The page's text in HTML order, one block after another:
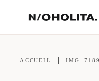
ACCUEIL IMG_7189